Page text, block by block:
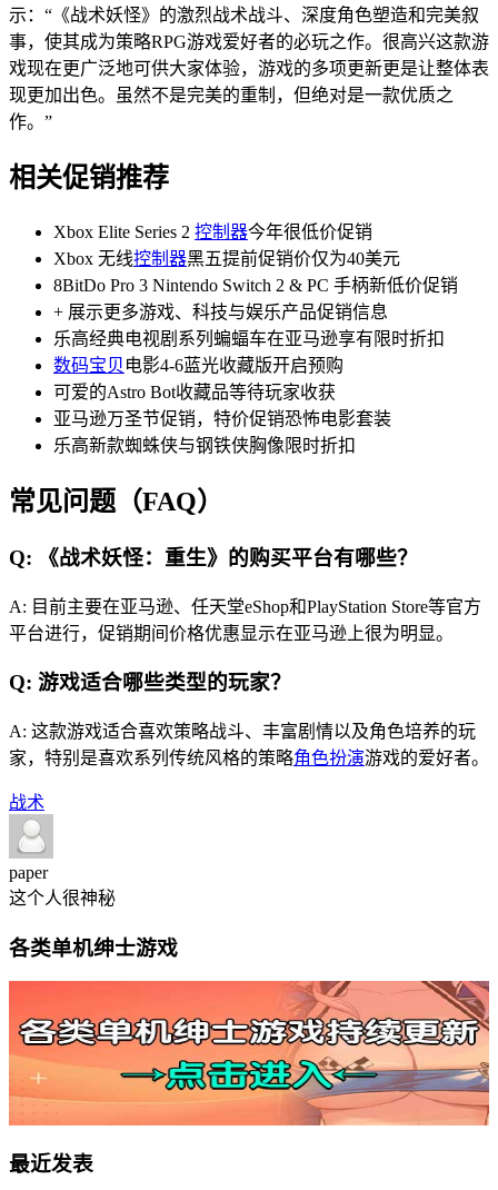
示：“《战术妖怪》的激烈战术战斗、深度角色塑造和完美叙
事，使其成为策略RPG游戏爱好者的必玩之作。很高兴这款游
戏现在更广泛地可供大家体验，游戏的多项更新更是让整体表
现更加出色。虽然不是完美的重制，但绝对是一款优质之
作。”
相关促销推荐
Xbox Elite Series 2 控制器今年很低价促销
Xbox 无线控制器黑五提前促销价仅为40美元
8BitDo Pro 3 Nintendo Switch 2 & PC 手柄新低价促销
+ 展示更多游戏、科技与娱乐产品促销信息
乐高经典电视剧系列蝙蝠车在亚马逊享有限时折扣
数码宝贝 电影4-6蓝光收藏版开启预购
可爱的Astro Bot收藏品等待玩家收获
亚马逊万圣节促销，特价促销恐怖电影套装
乐高新款蜘蛛侠与钢铁侠胸像限时折扣
常见问题（FAQ）
Q: 《战术妖怪：重生》的购买平台有哪些？
A: 目前主要在亚马逊、任天堂eShop和PlayStation Store等官方
平台进行，促销期间价格优惠显示在亚马逊上很为明显。
Q: 游戏适合哪些类型的玩家？
A: 这款游戏适合喜欢策略战斗、丰富剧情以及角色培养的玩
家，特别是喜欢系列传统风格的策略角色扮演游戏的爱好者。
战术
paper
这个人很神秘
各类单机绅士游戏
最近发表